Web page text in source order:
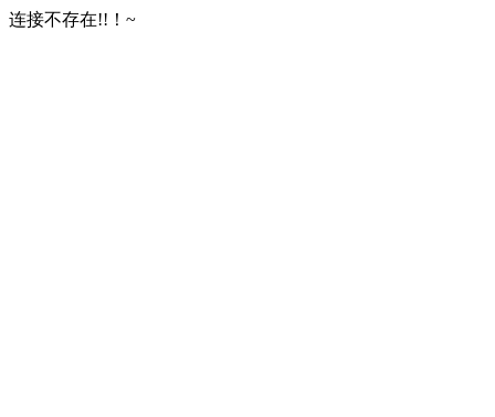
连接不存在!!！~